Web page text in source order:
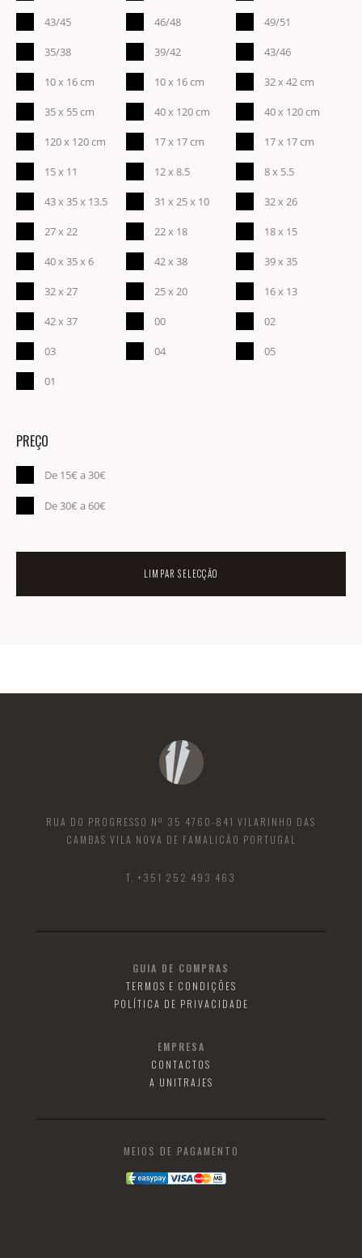
43/45 46/48 49/51
35/38 39/42 43/46
10 x 16 cm 10 x 16 cm 32 x 42 cm
35 x 55 cm 40 x 120 cm 40 x 120 cm
120 x 120 cm 17 x 17 cm 17 x 17 cm
15 x 11 12 x 8.5 8 x 5.5
43 x 35 x 13.5 31 x 25 x 10 32 x 26
27 x 22 22 x 18 18 x 15
40 x 35 x 6 42 x 38 39 x 35
32 x 27 25 x 20 16 x 13
42 x 37 00 02
03 04 05
01
PREÇO
De 15€ a 30€
De 30€ a 60€
LIMPAR SELECÇÃO
RUA DO PROGRESSO Nº 35 4760-841 VILARINHO DAS
CAMBAS VILA NOVA DE FAMALICÃO PORTUGAL
T. +351 252 493 463
GUIA DE COMPRAS
TERMOS E CONDIÇÕES
POLÍTICA DE PRIVACIDADE
EMPRESA
CONTACTOS
A UNITRAJES
MEIOS DE PAGAMENTO